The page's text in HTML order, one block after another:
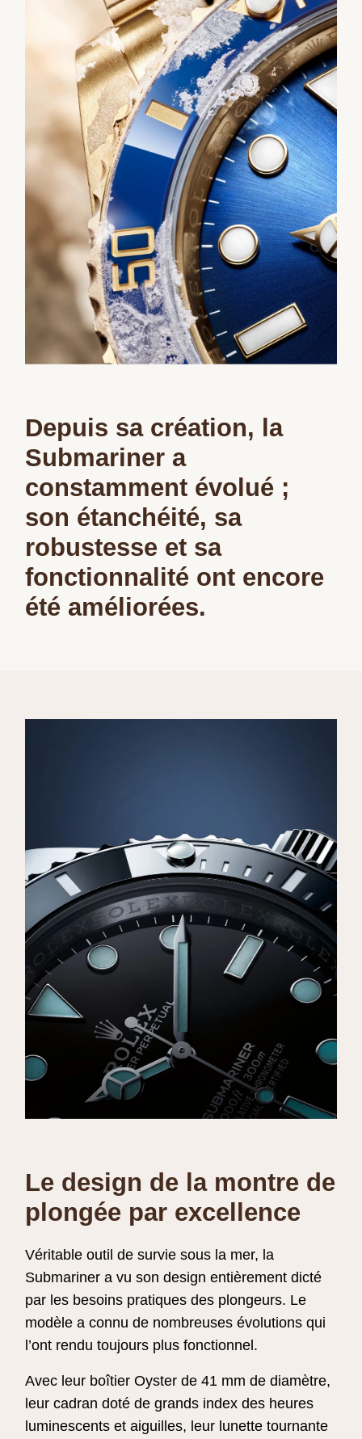
Depuis sa création, la
Submariner a
constamment évolué ;
son étanchéité, sa
robustesse et sa
fonctionnalité ont encore
été améliorées.
Le design de la montre de
plongée par excellence
Véritable outil de survie sous la mer, la
Submariner a vu son design entièrement dicté
par les besoins pratiques des plongeurs. Le
modèle a connu de nombreuses évolutions qui
l’ont rendu toujours plus fonctionnel.
Avec leur boîtier Oyster de 41 mm de diamètre,
leur cadran doté de grands index des heures
luminescents et aiguilles, leur lunette tournante